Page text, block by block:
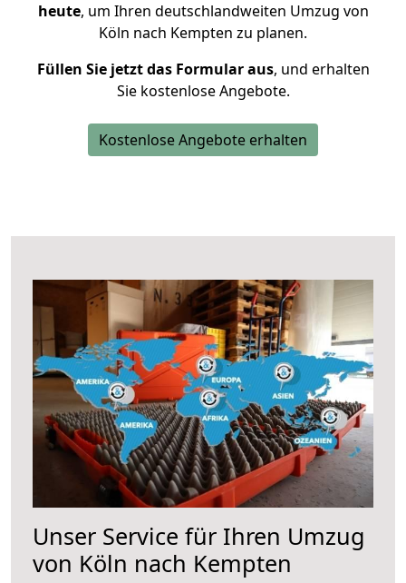
heute, um Ihren deutschlandweiten Umzug von
Köln nach Kempten zu planen.
Füllen Sie jetzt das Formular aus, und erhalten
Sie kostenlose Angebote.
Kostenlose Angebote erhalten
Unser Service für Ihren Umzug
von Köln nach Kempten